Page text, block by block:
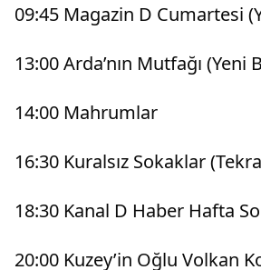
09:45 Magazin D Cumartesi
13:00 Arda’nın Mutfağı (Yeni
14:00 Mahrumlar
16:30 Kuralsız Sokaklar
18:30 Kanal D Haber Hafta
20:00 Kuzey’in Oğlu Volkan